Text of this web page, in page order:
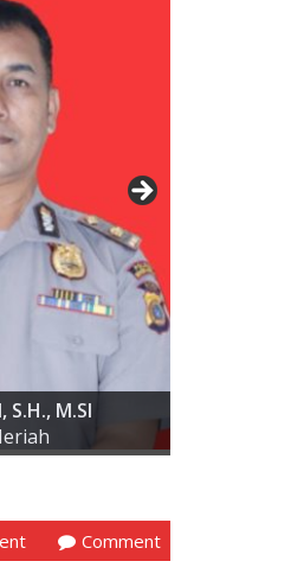
S.I.K.,
S.H., M.SI
Comment